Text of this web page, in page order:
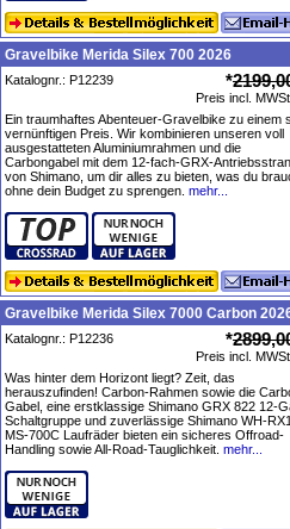
Gravelbike Merida Silex 700 2026
Katalognr.: P12239 *
Preis incl.
Ein traumhaftes Abenteuer-Gravelbike zu einem
vernünftigen Preis. Wir kombinieren unseren voll
ausgestatteten Aluminiumrahmen und die
Carbongabel mit dem 12-fach-GRX-
von Shimano, um dir alles zu bieten, was du
ohne dein Budget zu sprengen. mehr...
Gravelbike Merida Silex 7000 Carbon
Katalognr.: P12236 *
Preis incl.
Was hinter dem Horizont liegt? Zeit, das
herauszufinden! Carbon-Rahmen sowie die
Gabel, eine erstklassige Shimano GRX 822 12-
Schaltgruppe und zuverlässige Shimano WH-
MS-700C Laufräder bieten ein sicheres Offroad-
Handling sowie All-Road-Tauglichkeit. mehr...